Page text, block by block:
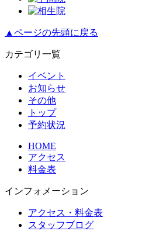
▲ページの先頭に戻る
カテゴリ一覧
イベント
お知らせ
その他
トップ
予約状況
HOME
アクセス
料金表
インフォメーション
アクセス・料金表
スタッフブログ